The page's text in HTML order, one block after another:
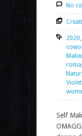
No
2020
roma
Self